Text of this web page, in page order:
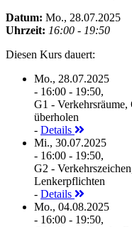
Datum: Mo., 28.07.2025
Uhrzeit: 16:00 - 19:50
Diesen Kurs dauert:
Mo., 28.07.2025
- 16:00 - 19:50,
G1 -
überholen
- Details
Mi., 30.07.2025
- 16:00 - 19:50,
G2 -
Lenkerpflichten
- Details
Mo., 04.08.2025
- 16:00 - 19:50,